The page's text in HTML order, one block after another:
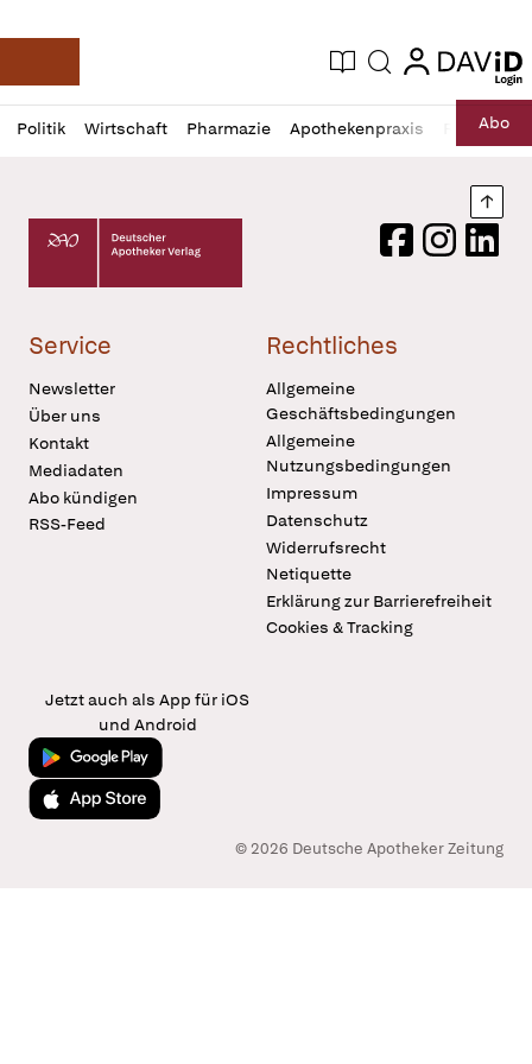
Deutsche Apotheker Zeitung
Aktuelle Ausgabe
Suche login
login
Politik Wirtschaft Pharmazie Apothekenpraxis RechtAbo
Profil
öffnen
Daz
Pur
Deutscher Apotheker Verlag Logo
FacebookInstagram
Service
Newsletter
Über uns
Kontakt
Mediadaten
Abo kündigen
RSS-Feed
Rechtliches
Allgemeine
Geschäftsbedingungen
Allgemeine
Nutzungsbedingungen
Impressum
Datenschutz
Widerrufsrecht
Netiquette
Erklärung zur Barrierefreiheit
Cookies & Tracking
Jetzt auch als App für iOS
und Android
Jetzt bei Google Play
Laden im App Store
© 2026 Deutsche Apotheker Zeitung